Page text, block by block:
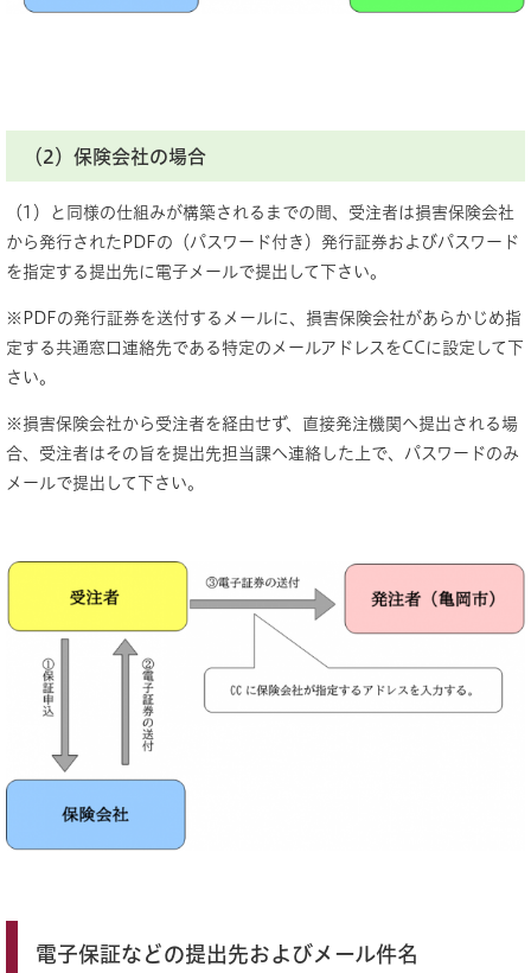
（2）保険会社の場合
（1）と同様の仕組みが構築されるまでの間、受注者は損害保険会社
から発行されたPDFの（パスワード付き）発行証券およびパスワード
を指定する提出先に電子メールで提出して下さい。
※PDFの発行証券を送付するメールに、損害保険会社があらかじめ指
定する共通窓口連絡先である特定のメールアドレスをCCに設定して下
さい。
※損害保険会社から受注者を経由せず、直接発注機関へ提出される場
合、受注者はその旨を提出先担当課へ連絡した上で、パスワードのみ
メールで提出して下さい。
電子保証などの提出先およびメール件名